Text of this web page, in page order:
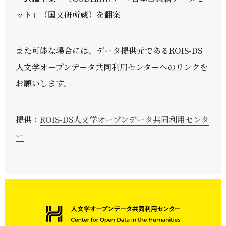
ット」（国文研所蔵）を翻案
また可能な場合には、データ提供元であるROIS-DS
人文学オープンデータ共同利用センターへのリンクを
お願いします。
提供：ROIS-DS人文学オープンデータ共同利用センタ
ー